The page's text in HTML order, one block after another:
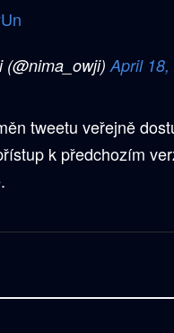
April 18,
tweetu veřejně
k předchozím